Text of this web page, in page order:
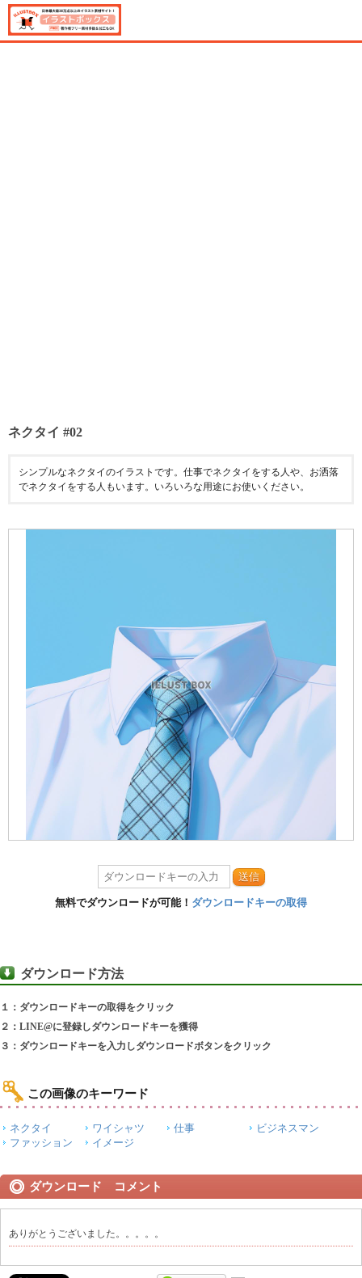
ネクタイ #02
シンプルなネクタイのイラストです。仕事でネクタイをする人や、お洒落
でネクタイをする人もいます。いろいろな用途にお使いください。
送信
無料でダウンロードが可能！ ダウンロードキーの取得
ダウンロード方法
１：ダウンロードキーの取得をクリック
２：LINE@に登録しダウンロードキーを獲得
３：ダウンロードキーを入力しダウンロードボタンをクリック
この画像のキーワード
ネクタイ ワイシャツ 仕事
ビジネスマン
ファッション
イメージ
ダウンロード コメント
ありがとうございました。。。。。